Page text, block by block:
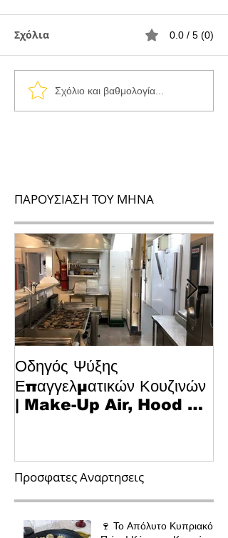
Σχόλια 0.0 / 5 (0)
Σχόλιο και βαθμολογία...
ΠΑΡΟΥΣΙΑΣΗ ΤΟΥ ΜΗΝΑ
Οδηγός Ψύξης
Επαγγελματικών Κουζινών
| Make-Up Air, Hood &
Προσφατες Αναρτησεις
🍷 Το Απόλυτο Κυπριακό